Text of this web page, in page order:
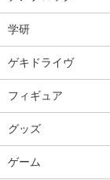
学研
ゲキドライヴ
フィギュア
グッズ
ゲーム